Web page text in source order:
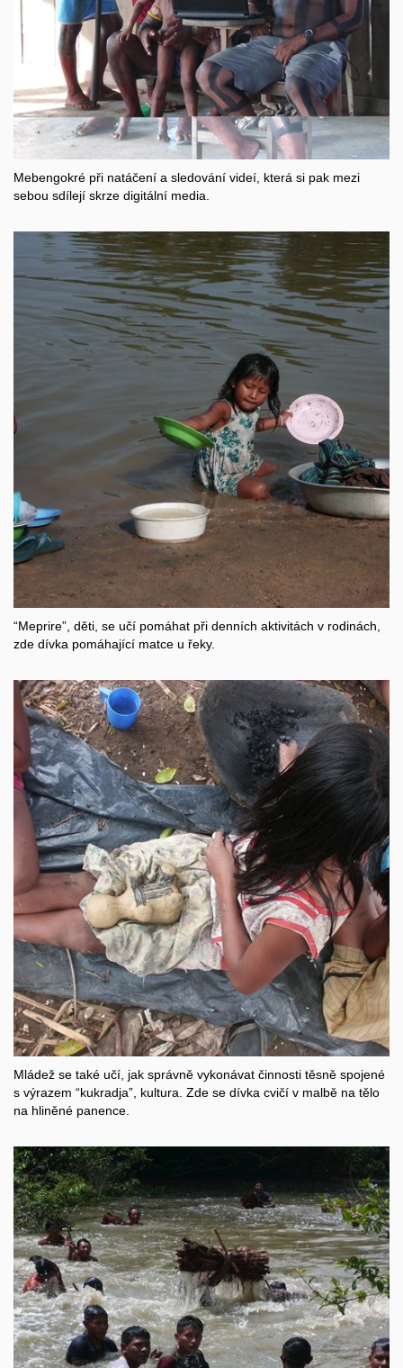
Mebengokré při natáčení a sledování videí, která si pak mezi
sebou sdílejí skrze digitální media.
“Meprire”, děti, se učí pomáhat při denních aktivitách v rodinách,
zde dívka pomáhající matce u řeky.
Mládež se také učí, jak správně vykonávat činnosti těsně spojené
s výrazem “kukradja”, kultura. Zde se dívka cvičí v malbě na tělo
na hliněné panence.